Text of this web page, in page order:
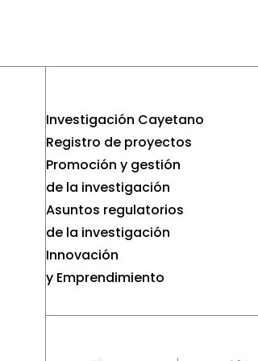
Investigación Cayetano
Registro de proyectos
Promoción y gestión
de la investigación
Asuntos regulatorios
de la investigación
Innovación
y Emprendimiento